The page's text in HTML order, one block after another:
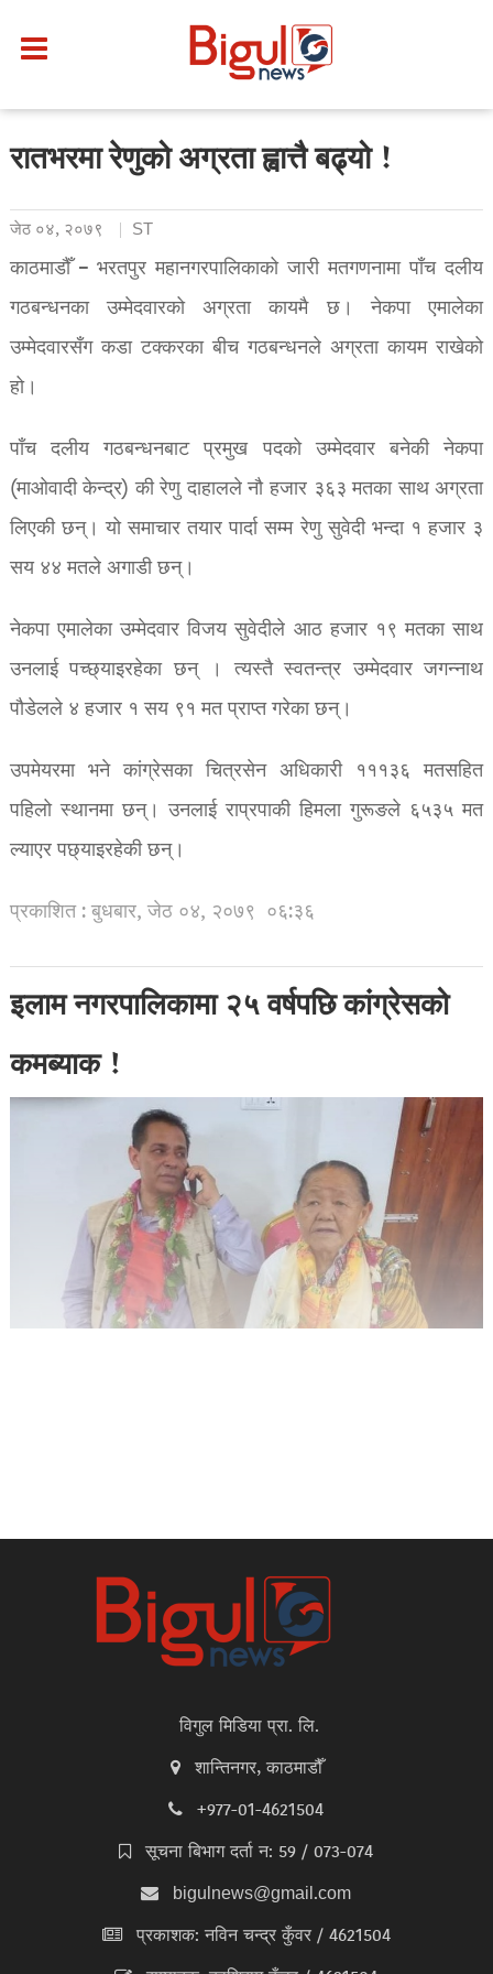
रातभरमा रेणुको अग्रता ह्वात्तै बढ्यो !
जेठ ०४, २०७९ ST
काठमाडौँ – भरतपुर महानगरपालिकाको जारी मतगणनामा पाँच दलीय
गठबन्धनका उम्मेदवारको अग्रता कायमै छ। नेकपा एमालेका
उम्मेदवारसँग कडा टक्करका बीच गठबन्धनले अग्रता कायम राखेको
हो।
पाँच दलीय गठबन्धनबाट प्रमुख पदको उम्मेदवार बनेकी नेकपा
(माओवादी केन्द्र) की रेणु दाहालले नौ हजार ३६३ मतका साथ अग्रता
लिएकी छन्। यो समाचार तयार पार्दा सम्म रेणु सुवेदी भन्दा १ हजार ३
सय ४४ मतले अगाडी छन्।
नेकपा एमालेका उम्मेदवार विजय सुवेदीले आठ हजार १९ मतका साथ
उनलाई पच्छ्याइरहेका छन् । त्यस्तै स्वतन्त्र उम्मेदवार जगन्नाथ
पौडेलले ४ हजार १ सय ९१ मत प्राप्त गरेका छन्।
उपमेयरमा भने कांग्रेसका चित्रसेन अधिकारी १११३६ मतसहित
पहिलो स्थानमा छन्। उनलाई राप्रपाकी हिमला गुरूङले ६५३५ मत
ल्याएर पछ्याइरहेकी छन्।
प्रकाशित : बुधबार, जेठ ०४, २०७९ ०६:३६
इलाम नगरपालिकामा २५ वर्षपछि कांग्रेसको
कमब्याक !
विगुल मिडिया प्रा. लि.
शान्तिनगर, काठमाडौँ
+977-01-4621504
सूचना बिभाग दर्ता न: 59 / 073-074
bigulnews@gmail.com
प्रकाशक: नविन चन्द्र कुँवर / 4621504